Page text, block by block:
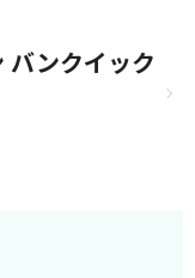
バンクイック